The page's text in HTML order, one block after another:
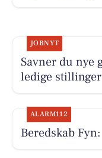
JOBNYT
Savner du nye
ledige
ALARM112
Beredskab